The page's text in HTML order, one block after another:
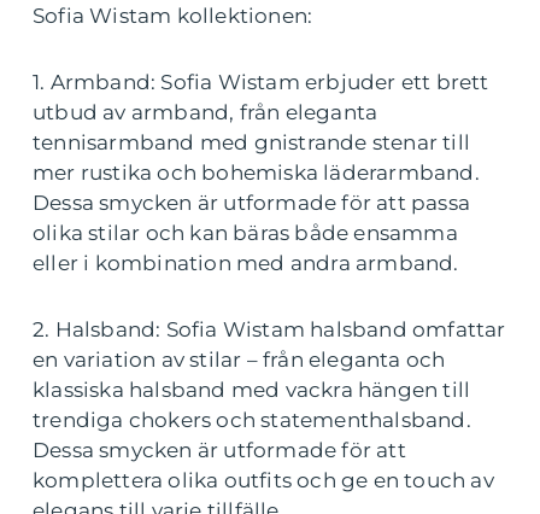
Sofia Wistam kollektionen:
1. Armband: Sofia Wistam erbjuder ett brett
utbud av armband, från eleganta
tennisarmband med gnistrande stenar till
mer rustika och bohemiska läderarmband.
Dessa smycken är utformade för att passa
olika stilar och kan bäras både ensamma
eller i kombination med andra armband.
2. Halsband: Sofia Wistam halsband omfattar
en variation av stilar – från eleganta och
klassiska halsband med vackra hängen till
trendiga chokers och statementhalsband.
Dessa smycken är utformade för att
komplettera olika outfits och ge en touch av